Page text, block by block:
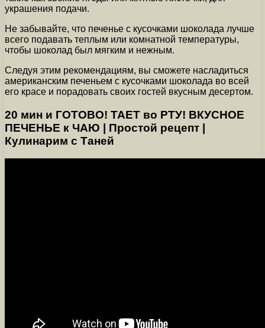
украшения подачи.
Не забывайте, что печенье с кусочками шоколада лучше
всего подавать теплым или комнатной температуры,
чтобы шоколад был мягким и нежным.
Следуя этим рекомендациям, вы сможете насладиться
американским печеньем с кусочками шоколада во всей
его красе и порадовать своих гостей вкусным десертом.
20 мин и ГОТОВО! ТАЕТ во РТУ! ВКУСНОЕ
ПЕЧЕНЬЕ к ЧАЮ | Простой рецепт |
Кулинарим с Таней